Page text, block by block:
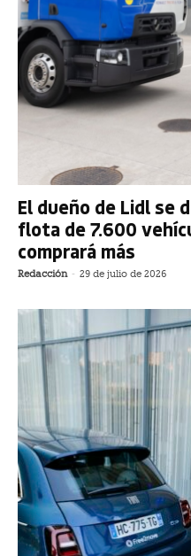
El dueño de Lidl se
flota de 7.600
comprará más
Redacción - 29 de julio de 2026